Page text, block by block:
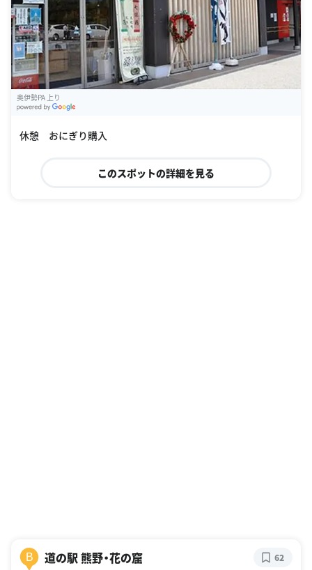
奥伊勢PA 上り
休憩 おにぎり購入
このスポットの詳細を見る
B 道の駅 熊野・花の窟 62